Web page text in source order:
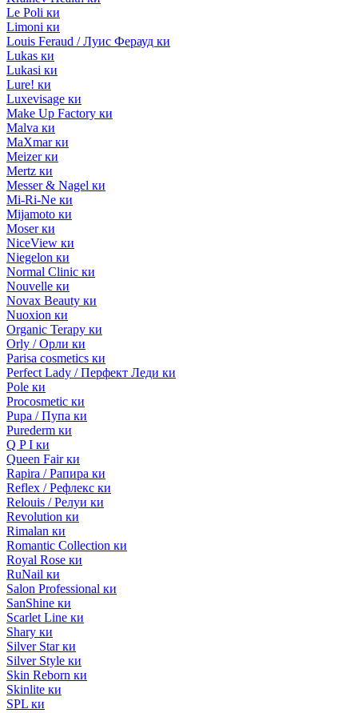
Le Poli ки
Limoni ки
Louis Feraud / Луис Ферауд ки
Lukas ки
Lukasi ки
Lure! ки
Luxevisage ки
Make Up Factory ки
Malva ки
MaXmar ки
Meizer ки
Mertz ки
Messer & Nagel ки
Mi-Ri-Ne ки
Mijamoto ки
Moser ки
NiceView ки
Niegelon ки
Normal Clinic ки
Nouvelle ки
Novax Beauty ки
Nuoxion ки
Organic Terapy ки
Orly / Орли ки
Parisa cosmetics ки
Perfect Lady / Перфект Леди ки
Pole ки
Procosmetic ки
Pupa / Пупа ки
Purederm ки
Q P I ки
Queen Fair ки
Rapira / Рапира ки
Reflex / Рефлекс ки
Relouis / Релуи ки
Revolution ки
Rimalan ки
Romantic Collection ки
Royal Rose ки
RuNail ки
Salon Professional ки
SanShine ки
Scarlet Line ки
Shary ки
Silver Star ки
Silver Style ки
Skin Reborn ки
Skinlite ки
SPL ки